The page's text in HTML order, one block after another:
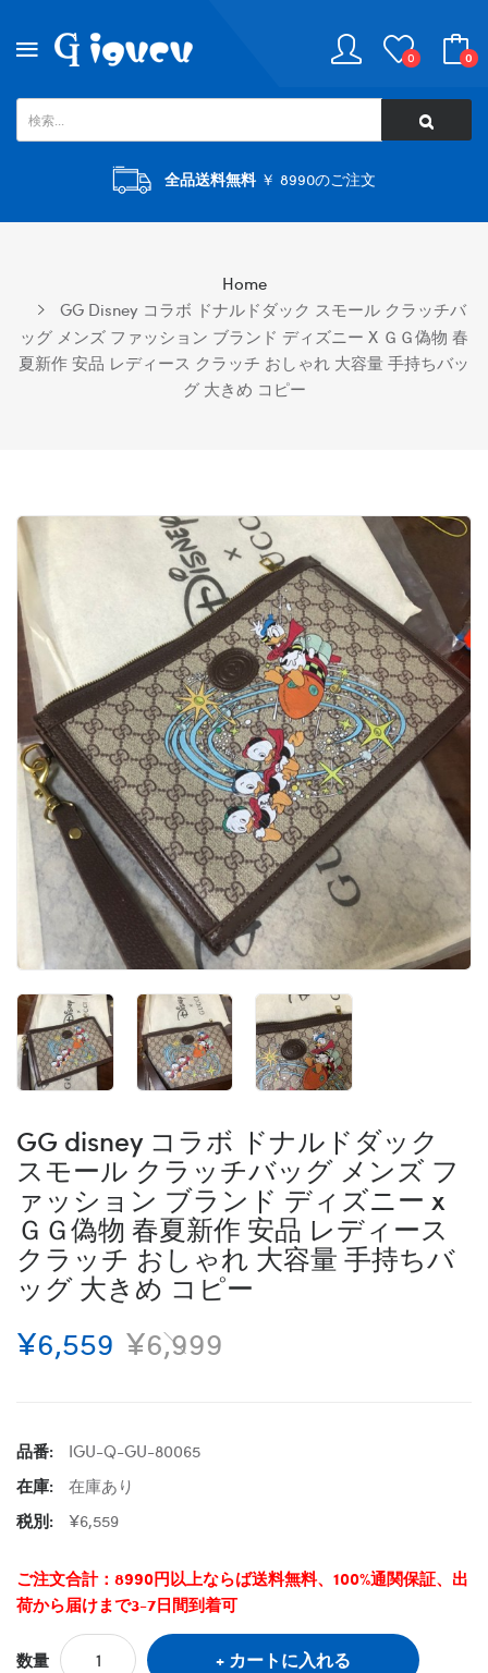
0 0
全品送料無料￥ 8990のご注文
Home
GG Disney コラボ ドナルドダック スモール クラッチバ
ッグ メンズ ファッション ブランド ディズニー X ＧＧ偽物 春
夏新作 安品 レディース クラッチ おしゃれ 大容量 手持ちバッ
グ 大きめ コピー
GG disney コラボ ドナルドダック
スモール クラッチバッグ メンズ フ
ァッション ブランド ディズニー x
ＧＧ偽物 春夏新作 安品 レディース
クラッチ おしゃれ 大容量 手持ちバ
ッグ 大きめ コピー
¥6,559 ¥6,999
品番:
IGU-Q-GU-80065
在庫:
在庫あり
税別:
¥6,559
ご注文合計：8990円以上ならば送料無料、100%通関保証、出
荷から届けまで3-7日間到着可
数量 カートに入れる